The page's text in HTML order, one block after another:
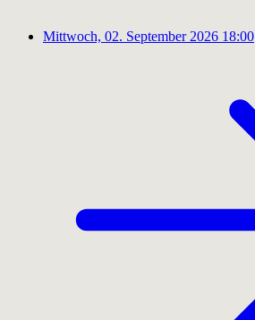
Mittwoch, 02. September 2026 18:00